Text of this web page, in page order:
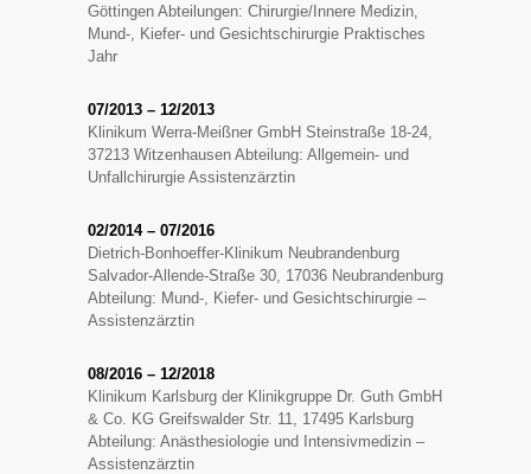
Göttingen Abteilungen: Chirurgie/Innere Medizin,
Mund-, Kiefer- und Gesichtschirurgie Praktisches
Jahr
07/2013 – 12/2013
Klinikum Werra-Meißner GmbH Steinstraße 18-24,
37213 Witzenhausen Abteilung: Allgemein- und
Unfallchirurgie Assistenzärztin
02/2014 – 07/2016
Dietrich-Bonhoeffer-Klinikum Neubrandenburg
Salvador-Allende-Straße 30, 17036 Neubrandenburg
Abteilung: Mund-, Kiefer- und Gesichtschirurgie –
Assistenzärztin
08/2016 – 12/2018
Klinikum Karlsburg der Klinikgruppe Dr. Guth GmbH
& Co. KG Greifswalder Str. 11, 17495 Karlsburg
Abteilung: Anästhesiologie und Intensivmedizin –
Assistenzärztin